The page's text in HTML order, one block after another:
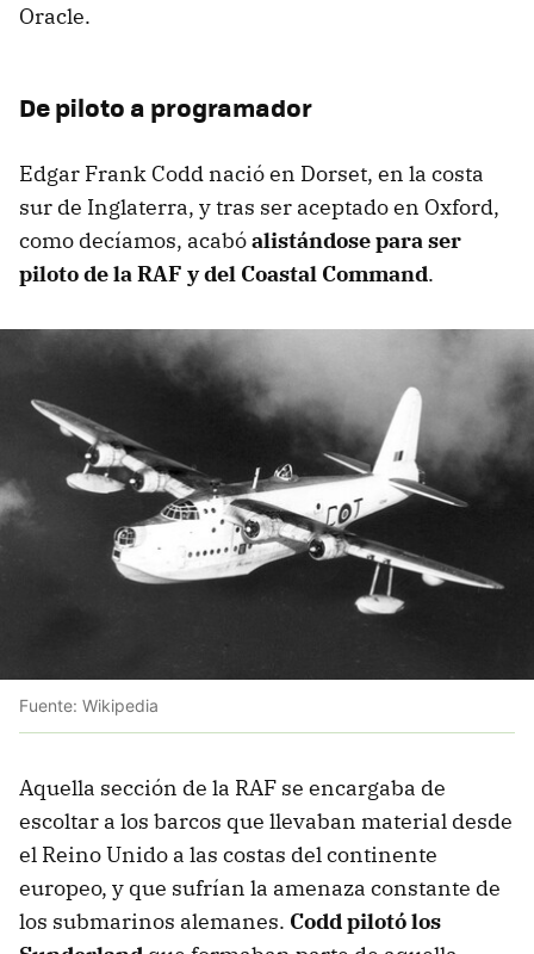
Oracle.
De piloto a programador
Edgar Frank Codd nació en Dorset, en la costa
sur de Inglaterra, y tras ser aceptado en Oxford,
como decíamos, acabóalistándose para ser
piloto de la RAF y del Coastal Command.
Fuente: Wikipedia
Aquella sección de la RAF se encargaba de
escoltar a los barcos que llevaban material desde
el Reino Unido a las costas del continente
europeo, y que sufrían la amenaza constante de
los submarinos alemanes. Codd pilotó los